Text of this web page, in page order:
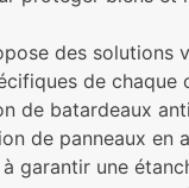
des solutions
de chaque
de batardeaux
de panneaux en
garantir une